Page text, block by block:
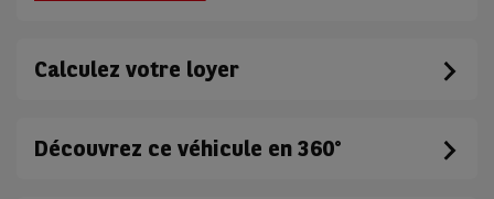
Calculez votre loyer
Découvrez ce véhicule en 360°